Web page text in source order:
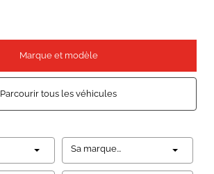
Marque et modèle
Parcourir tous les véhicules
Sa marque...